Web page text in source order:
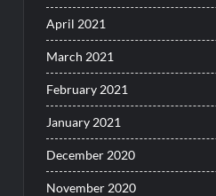
April 2021
March 2021
February 2021
January 2021
December 2020
November 2020